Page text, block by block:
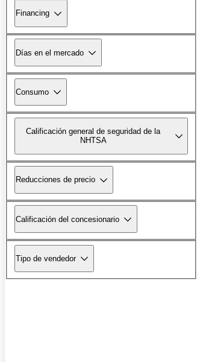
Financing
Días en el mercado
Consumo
Calificación general de seguridad de la
NHTSA
Reducciones de precio
Calificación del concesionario
Tipo de vendedor